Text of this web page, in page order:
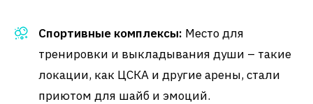
Спортивные комплексы: Место для
тренировки и выкладывания души – такие
локации, как ЦСКА и другие арены, стали
приютом для шайб и эмоций.